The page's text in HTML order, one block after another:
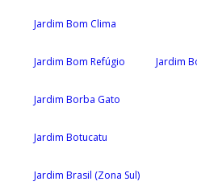
Jardim Bom Clima
Jardim Bom Refúgio Jardim
Jardim Borba Gato
Jardim Botucatu
Jardim Brasil (Zona Sul)